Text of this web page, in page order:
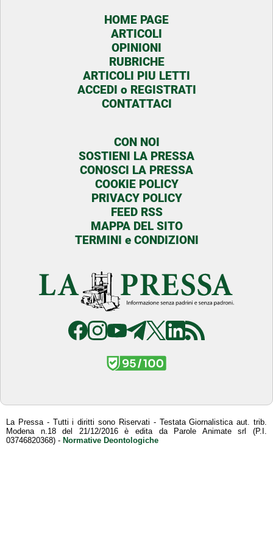
HOME PAGE
ARTICOLI
OPINIONI
RUBRICHE
ARTICOLI PIU LETTI
ACCEDI o REGISTRATI
CONTATTACI
CON NOI
SOSTIENI LA PRESSA
CONOSCI LA PRESSA
COOKIE POLICY
PRIVACY POLICY
FEED RSS
MAPPA DEL SITO
TERMINI e CONDIZIONI
La Pressa - Tutti i diritti sono Riservati - Testata Giornalistica aut. trib.
Modena n.18 del 21/12/2016 è edita da Parole Animate srl (P.I.
03746820368) - Normative Deontologiche